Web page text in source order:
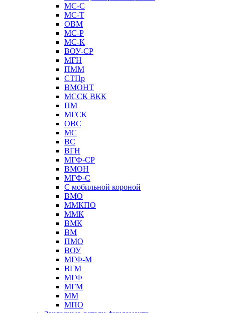
МС-С
МС-Т
ОВМ
МС-Р
МС-К
ВОУ-СР
МГН
ПММ
СТПр
ВМОНТ
МССК ВКК
ПМ
МГСК
ОВС
МС
ВС
ВГН
МГФ-СР
ВМОН
МГФ-С
С мобильной короной
ВМО
ММКПО
ММК
ВМК
ВМ
ПМО
ВОУ
МГФ-М
ВГМ
МГФ
МГМ
ММ
МПО